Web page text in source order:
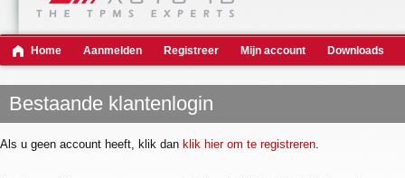
Home Aanmelden Registreer Mijn account Downloads
Bestaande klantenlogin
Als u geen account heeft, klik dan klik hier om te registreren.